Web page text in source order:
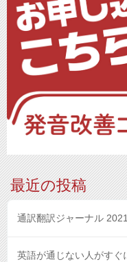
最近の投稿
通訳翻訳ジャーナル
英語が通じない人がすぐ